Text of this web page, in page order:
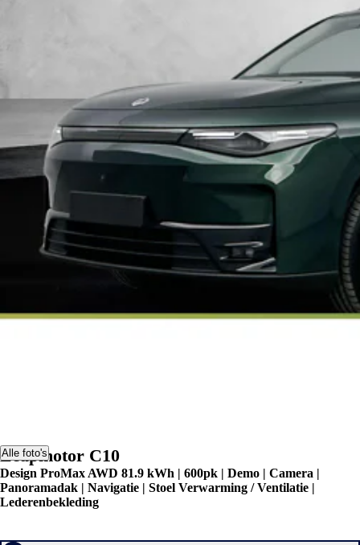
Alle foto's
Leapmotor C10
Design ProMax AWD 81.9 kWh | 600pk | Demo | Camera |
Panoramadak | Navigatie | Stoel Verwarming / Ventilatie |
Lederenbekleding